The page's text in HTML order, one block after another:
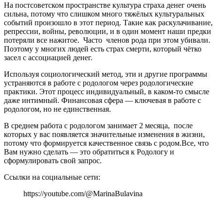
На постсоветском пространстве культура страха денег очень
сильна, потому что слишком много тяжёлых культуральных
событий произошло в этот период. Такие как раскулачивание,
репрессии, войны, революции, и в один момент наши предки
потеряли все нажитое. Часто членов рода при этом убивали.
Поэтому у многих людей есть страх смерти, который чётко
засел с ассоциацией денег.
Используя социологический метод, эти и другие программы
устраняются в работе с родологом через родологические
практики. Этот процесс индивидуальный, в каком-то смысле
даже интимный. Финансовая сфера — ключевая в работе с
родологом, но не единственная.
В среднем работа с родологом занимает 2 месяца, после
которых у вас появляется значительные изменения в жизни,
потому что формируется качественное связь с родом.Все, что
Вам нужно сделать — это обратиться к Родологу и
сформулировать свой запрос.
Ссылки на социальные сети:
https://youtube.com/@MarinaBulavina